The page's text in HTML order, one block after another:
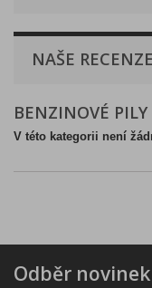
NAŠE
BENZINOVÉ PILY
V této kategorii není
Odběr novinek